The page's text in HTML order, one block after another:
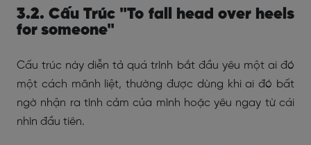
3.2. Cấu Trúc "To fall head over heels
for someone"
Cấu trúc này diễn tả quá trình bắt đầu yêu một ai đó
một cách mãnh liệt, thường được dùng khi ai đó bất
ngờ nhận ra tình cảm của mình hoặc yêu ngay từ cái
nhìn đầu tiên.